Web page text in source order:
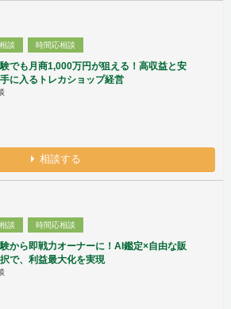
談 時間応相談
でも月商1,000万円が狙える！高収益と安
に入るトレカショップ経営
相談する
談 時間応相談
から即戦力オーナーに！AI鑑定×自由な販
で、利益最大化を実現